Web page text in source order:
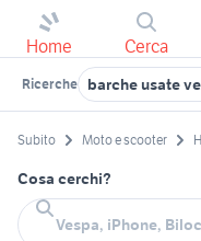
Home Cerca
Ricerche barche usate
Subito Moto e scooter
Cosa cerchi?